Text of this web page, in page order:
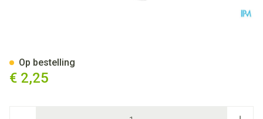
€ 2,25
Op bestelling